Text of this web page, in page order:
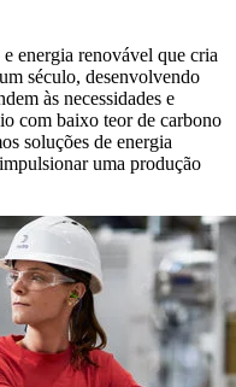
energia renovável que cria
século, desenvolvendo
às necessidades e
com baixo teor de carbono
soluções de energia
uma produção